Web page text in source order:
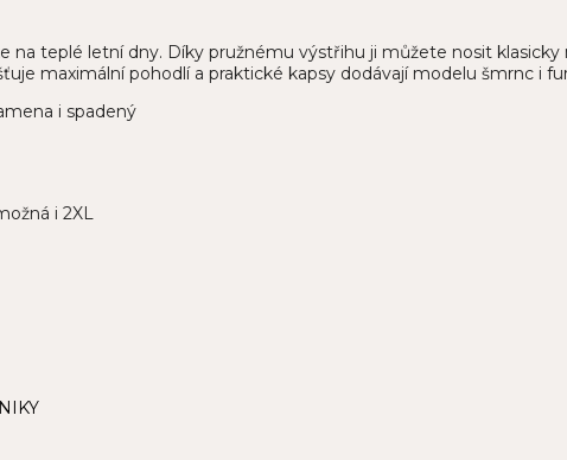
na teplé letní dny. Díky pružnému výstřihu ji můžete nosit
maximální pohodlí a praktické kapsy dodávají modelu šmrnc i
i spadený
i 2XL